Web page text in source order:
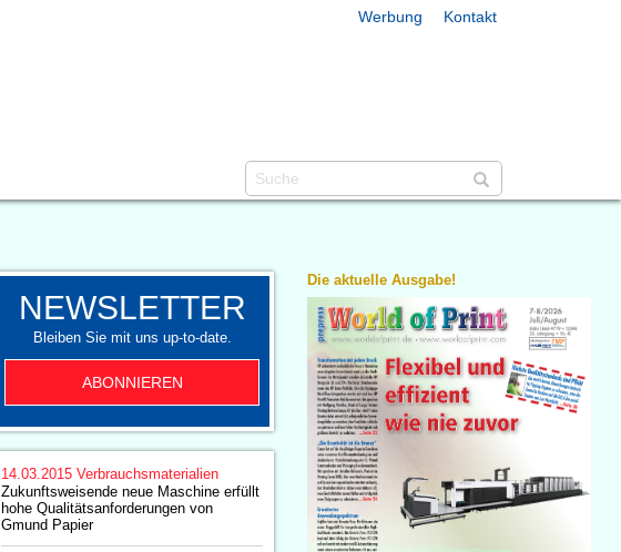
Werbung Kontakt
NEWSLETTER
Bleiben Sie mit uns up-to-date.
ABONNIEREN
14.03.2015 Verbrauchsmaterialien
Zukunftsweisende neue Maschine erfüllt
hohe Qualitätsanforderungen von
Gmund Papier
Die aktuelle Ausgabe!